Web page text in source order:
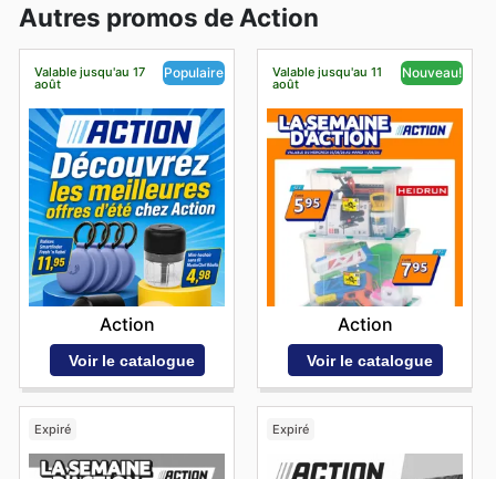
Autres promos de Action
Valable jusqu'au 17
août
Populaire
Action
Voir le catalogue
Valable jusqu'au 11
août
Nouveau!
Action
Voir le catalogue
Expiré Expiré